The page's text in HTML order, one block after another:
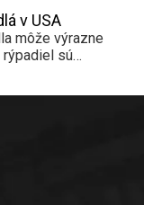
v USA
môže výrazne
sú